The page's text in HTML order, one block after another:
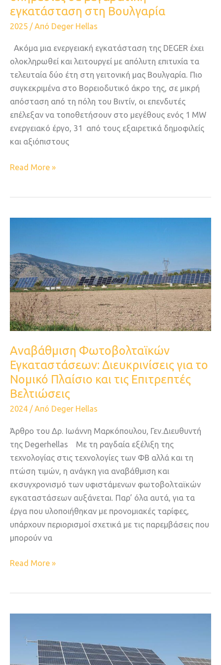
εγκατάσταση στη Βουλγαρία
2025 / Από Deger Hellas
Ακόμα μια ενεργειακή εγκατάσταση της DEGER έχει
ολοκληρωθεί και λειτουργεί με απόλυτη επιτυχία τα
τελευταία δύο έτη στη γειτονική μας Βουλγαρία. Πιο
συγκεκριμένα στο Βορειοδυτικό άκρο της, σε μικρή
απόσταση από τη πόλη του Βιντίν, οι επενδυτές
επέλεξαν να τοποθετήσουν στο μεγέθους ενός 1 ΜW
ενεργειακό έργο, 31 από τους εξαιρετικά δημοφιλείς
και αξιόπιστους
Read More »
Αναβάθμιση Φωτοβολταϊκών
Εγκαταστάσεων: Διευκρινίσεις για το
Νομικό Πλαίσιο και τις Επιτρεπτές
Βελτιώσεις
2024 / Από Deger Hellas
Άρθρο του Δρ. Ιωάννη Μαρκόπουλου, Γεν.Διευθυντή
της Degerhellas Με τη ραγδαία εξέλιξη της
τεχνολογίας στις τεχνολογίες των ΦΒ αλλά και τη
πτώση τιμών, η ανάγκη για αναβάθμιση και
εκσυγχρονισμό των υφιστάμενων φωτοβολταϊκών
εγκαταστάσεων αυξάνεται. Παρ’ όλα αυτά, για τα
έργα που υλοποιήθηκαν με προνομιακές ταρίφες,
υπάρχουν περιορισμοί σχετικά με τις παρεμβάσεις που
μπορούν να
Διευκρινίσεις
για
το
Νομικό
Πλαίσιο
και
Επιτρεπτές
Βελτιώσεις
Read More »
Διαξονικοί